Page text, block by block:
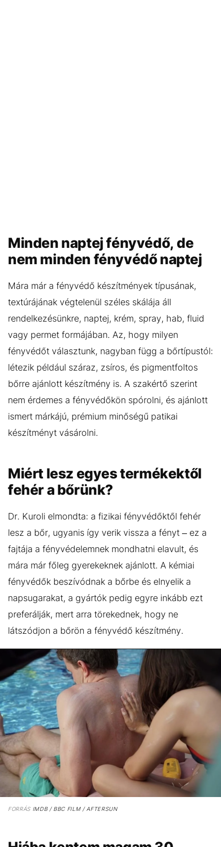
Minden naptej fényvédő, de
nem minden fényvédő naptej
Mára már a fényvédő készítmények típusának,
textúrájának végtelenül széles skálája áll
rendelkezésünkre, naptej, krém, spray, hab, fluid
vagy permet formájában. Az, hogy milyen
fényvédőt választunk, nagyban függ a bőrtípustól:
létezik például száraz, zsíros, és pigmentfoltos
bőrre ajánlott készítmény is. A szakértő szerint
nem érdemes a fényvédőkön spórolni, és ajánlott
ismert márkájú, prémium minőségű patikai
készítményt vásárolni.
Miért lesz egyes termékektől
fehér a bőrünk?
Dr. Kuroli elmondta: a fizikai fényvédőktől fehér
lesz a bőr, ugyanis így verik vissza a fényt – ez a
fajtája a fényvédelemnek mondhatni elavult, és
mára már főleg gyerekeknek ajánlott. A kémiai
fényvédők beszívódnak a bőrbe és elnyelik a
napsugarakat, a gyártók pedig egyre inkább ezt
preferálják, mert arra törekednek, hogy ne
látszódjon a bőrön a fényvédő készítmény.
FORRÁSIMDB / BBC FILM / AFTERSUN